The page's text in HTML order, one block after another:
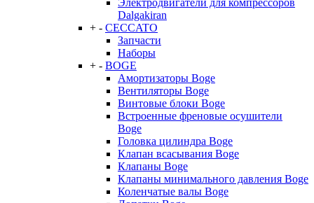
Электродвигатели для компрессоров
Dalgakiran
+ - CECCATO
Запчасти
Наборы
+ - BOGE
Амортизаторы Boge
Вентиляторы Boge
Винтовые блоки Boge
Встроенные френовые осушители
Boge
Головка цилиндра Boge
Клапан всасывания Boge
Клапаны Boge
Клапаны минимального давления Boge
Коленчатые валы Boge